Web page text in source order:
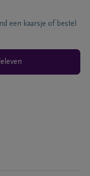
een kaarsje of bestel